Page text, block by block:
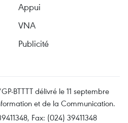
Appui
VNA
Publicité
BTTTT délivré le 11 septembre
et de la Communication.
Fax: (024) 39411348